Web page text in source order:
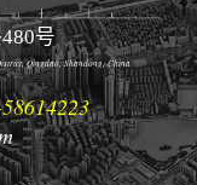
号
Qingdao, Shandong, China